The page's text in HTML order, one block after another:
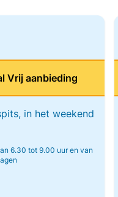
Vrij aanbieding
in het weekend
6.30 tot 9.00 uur en van